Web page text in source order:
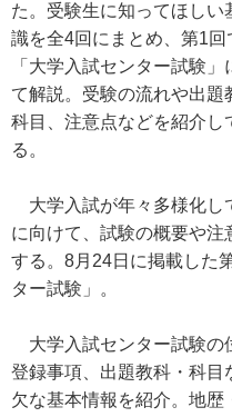
た。受験生に知ってほしい
識を全4回にまとめ、第1回
「大学入試センター試験」
て解説。受験の流れや出題
科目、注意点などを紹介し
る。
大学入試が年々多様化し
に向けて、試験の概要や注
する。8月24日に掲載した
ター試験」。
大学入試センター試験の
登録事項、出題教科・科
欠な基本情報を紹介。地歴